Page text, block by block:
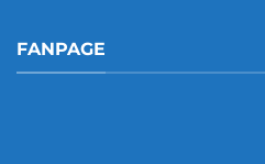
FANPAGE